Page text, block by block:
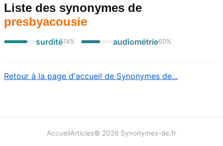
Liste des synonymes de
presbyacousie
surdité74% audiométrie60%
Retour à la page d'accueil de Synonymes de...
AccueilArticles© 2026 Synonymes-de.fr